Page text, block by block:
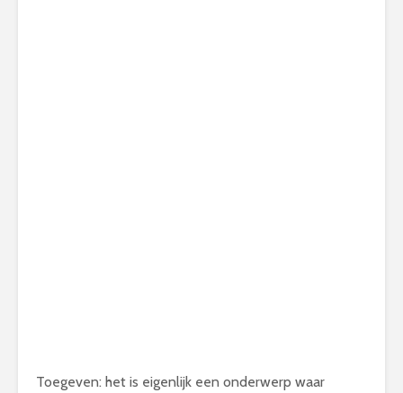
Toegeven: het is eigenlijk een onderwerp waar